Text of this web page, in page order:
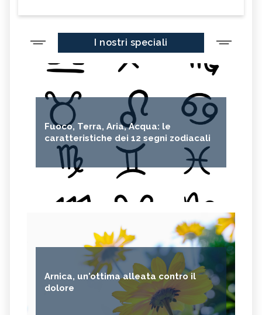
I nostri speciali
Fuoco, Terra, Aria, Acqua: le
caratteristiche dei 12 segni zodiacali
Arnica, un'ottima alleata contro il
dolore